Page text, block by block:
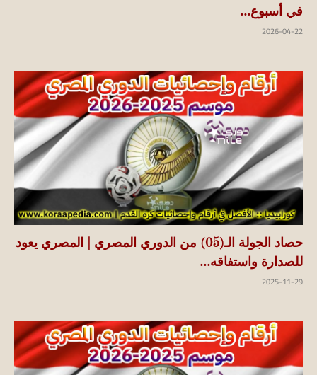
في أسبوع...
2026-04-22
حصاد الجولة الـ(05) من الدوري المصري | المصري يعود
للصدارة واستفاقه...
2025-11-29